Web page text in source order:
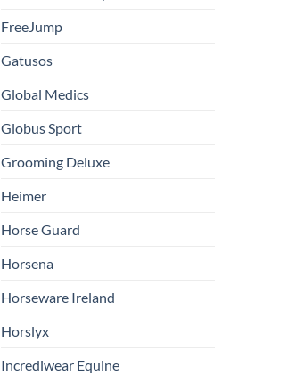
FreeJump
Gatusos
Global Medics
Globus Sport
Grooming Deluxe
Heimer
Horse Guard
Horsena
Horseware Ireland
Horslyx
Incrediwear Equine